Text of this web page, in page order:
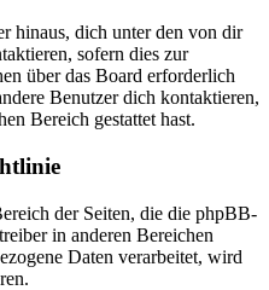
hinaus, dich unter den von dir
sofern dies zur
über das Board erforderlich
Benutzer dich kontaktieren,
Bereich gestattet hast.
der Seiten, die die phpBB-
in anderen Bereichen
Daten verarbeitet, wird